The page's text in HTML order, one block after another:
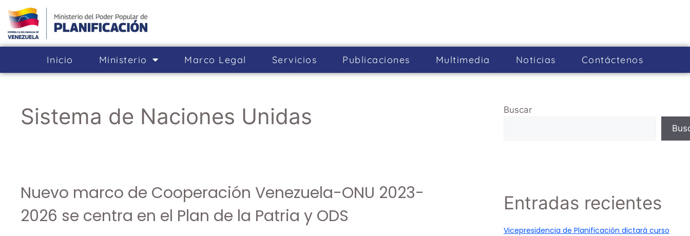
Inicio Ministerio Marco Legal Servicios Publicaciones Multimedia Noticias Cont­áctenos
Sistema de Naciones Unidas
Nuevo marco de Cooperación Venezuela-ONU 2023-
2026 se centra en el Plan de la Patria y ODS
Buscar
Entradas recientes
Vicepresidencia de Planificación dictará curso